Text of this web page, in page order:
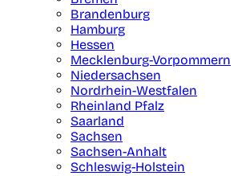
Brandenburg
Hamburg
Hessen
Mecklenburg-Vorpommern
Niedersachsen
Nordrhein-Westfalen
Rheinland Pfalz
Saarland
Sachsen
Sachsen-Anhalt
Schleswig-Holstein